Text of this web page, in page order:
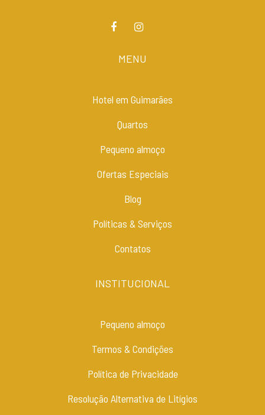
MENU
Hotel em Guimarães
Quartos
Pequeno almoço
Ofertas Especiais
Blog
Políticas & Serviços
Contatos
INSTITUCIONAL
Pequeno almoço
Termos & Condições
Política de Privacidade
Resolução Alternativa de Litígios